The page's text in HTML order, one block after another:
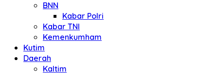
BNN
Kabar Polri
Kabar TNI
Kemenkumham
Kutim
Daerah
Kaltim